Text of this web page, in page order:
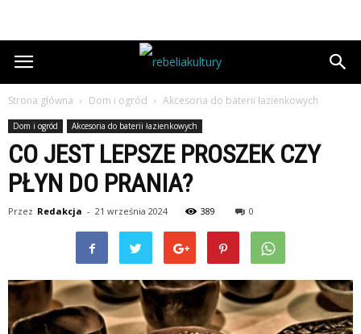
Strona główna Dom i ogród Akcesoria do baterii łazienkowych
Dom i ogród Akcesoria do baterii łazienkowych
CO JEST LEPSZE PROSZEK CZY
PŁYN DO PRANIA?
Przez Redakcja - 21 września 2024 389 0